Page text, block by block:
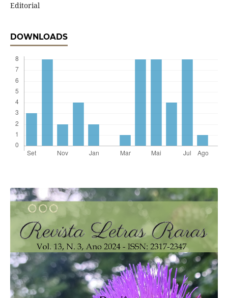
Editorial
DOWNLOADS